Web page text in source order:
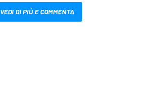
VEDI DI PIÙ E COMMENTA